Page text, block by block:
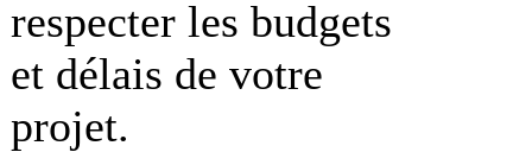
respecter les budgets
et délais de votre
projet.